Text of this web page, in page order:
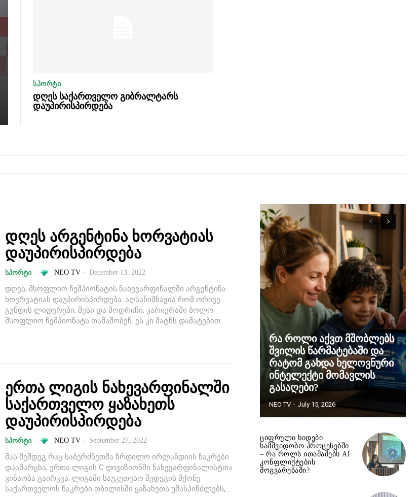
ᲡᲞᲝᲠᲢᲘ
დღეს საქართველო გიბრალტარს
დაუპირისპირდება
დღეს არგენტინა ხორვატიას
დაუპირისპირდება
ᲡᲞᲝᲠᲢᲘ NEO TV - December 13, 2022
დღეს, მსოფლიო ჩემპიონატის ნახევარფინალში არგენტინა
ხოვრვატიას დაუპირისპირდება. აღსანიშნავია რომ ორივე
გუნდის ლიდერები, მესი და მოდრიჩი, კარიერაში ბოლო
მსოფლიო ჩემპიონატს თამაშობენ. ეს კი მატჩს დამატებით...
ერთა ლიგის ნახევარფინალში
საქართველო ყაზახეთს
დაუპირისპირდება
ᲡᲞᲝᲠᲢᲘ NEO TV - September 27, 2022
მას შემდეგ რაც საბერძნეთმა ჩრდილო ირლანდიის ნაკრები
დაამარცხა, ერთა ლიგის C დივიზიონში ნახევარფინალისტთა
ვინაობა გაირკვა. ლიგაში საუკეთესო შედეგის მქონე
საქართველოს ნაკრები თბილისში ყაზახეთს უმასპინძლებს,...
რა როლი აქვთ მშობლებს
შვილის წარმატებაში და
რატომ გახდა ხელოვნური
ინტელექტი მომავლის
გასაღები?
NEO TV - July 15, 2026
ციფრული ხიდები
სამშვიდობო პროცესებში
– რა როლს ითამაშებს AI
კონფლიქტების
მოგვარებაში?